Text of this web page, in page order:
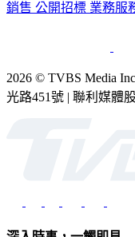
銷售 公開招標 業務服
2026 © TVBS Media
光路451號 | 聯利媒體